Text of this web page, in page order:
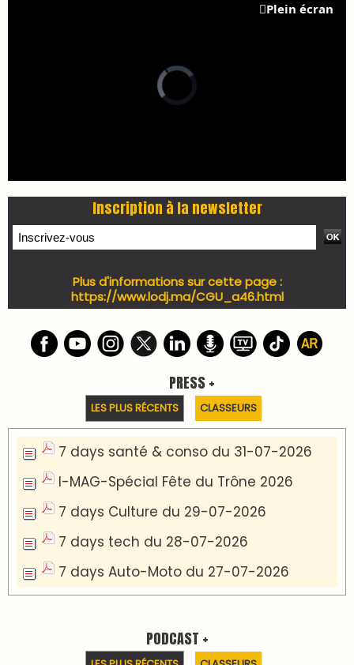
Plein écran
Inscription à la newsletter
Plus d'informations sur cette page :
https://www.lodj.ma/CGU_a46.html
PRESS +
LES PLUS RÉCENTS CLASSEURS
7 days santé & conso du 31-07-2026
I-MAG-Spécial Fête du Trône 2026
7 days Culture du 29-07-2026
7 days tech du 28-07-2026
7 days Auto-Moto du 27-07-2026
PODCAST +